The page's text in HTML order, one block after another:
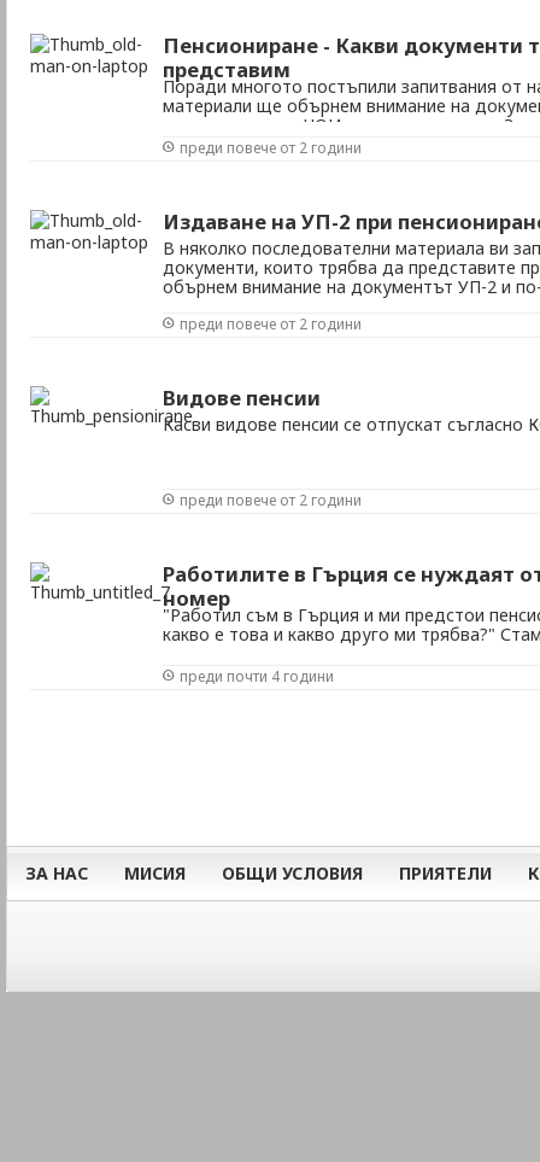
Пенсиониране - Какви документи
представим
Поради многото постъпили запитвания от
материали ще обърнем внимание на
се представят в НОИ при пенсиониране.
случай - когато пенсионирането е за
Основното в този случай е заявлението за ...
преди повече от 2 години
Издаване на УП-2 при
В няколко последователни материала ви
документи, които трябва да представите
обърнем внимание на документът УП-2 и
необходимостта от него за трудов стаж
Съгласно наредбата за пенсиите и
преди повече от 2 години
Видове пенсии
Касви видове пенсии се отпускат съгласно
преди повече от 2 години
Работилите в Гърция се нуждаят
номер
"Работил съм в Гърция и ми предстои
какво е това и какво друго ми трябва?"
преди почти 4 години
ЗА НАС МИСИЯ ОБЩИ УСЛОВИЯ ПРИЯТЕЛИ